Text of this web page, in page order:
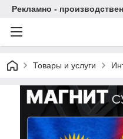
Рекламно -
Товары и услуги